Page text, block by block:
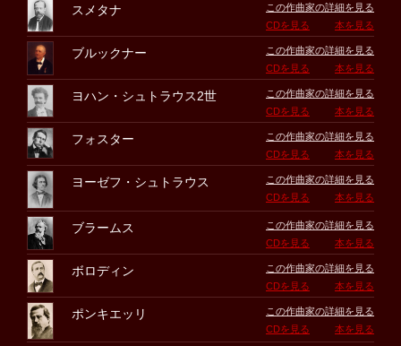
スメタナ
この作曲家の詳細を見る
CDを見る
本を見る
ブルックナー
この作曲家の詳細を見る
CDを見る
本を見る
ヨハン・シュトラウス2世
この作曲家の詳細を見る
CDを見る
本を見る
フォスター
この作曲家の詳細を見る
CDを見る
本を見る
ヨーゼフ・シュトラウス
この作曲家の詳細を見る
CDを見る
本を見る
ブラームス
この作曲家の詳細を見る
CDを見る
本を見る
ボロディン
この作曲家の詳細を見る
CDを見る
本を見る
ポンキエッリ
この作曲家の詳細を見る
CDを見る
本を見る